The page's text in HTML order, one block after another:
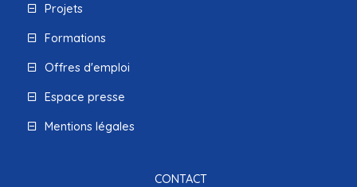
Projets
Formations
Offres d'emploi
Espace presse
Mentions légales
CONTACT